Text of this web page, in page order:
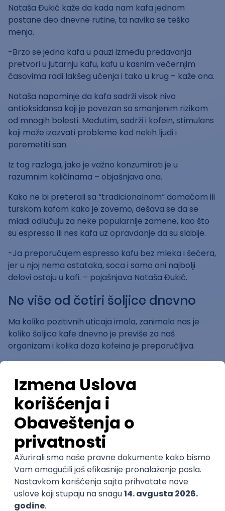
Nataša Đukić kaže da kada nam kafa jednom
postane deo dnevne rutine, ta navika se teško
menja.
-Brzo se jedna kafa u pauzi između predavanja
pretvori u jutarnju kafu, kafu u kasnim večernjim
časovima radi lakšeg učenja i tako u krug – kaže ona.
Nataša napominje da kafa sadrži visok nivo
antioksidansa koji je povezan sa smanjenim rizikom
od mnogih bolesti. Međutim, sadrži i kofein, stimulans
koji može izazvati probleme kod nekih ljudi i
poremetiti san.
Iz tog razloga, jako je važno konzumirati je u
razumnim količinama – objašnjava ona.
Kako ne bi preterali sa “tradicionalnom“ domaćom ili
turskom kafom kako je zovemo, dešava se da se
mladi odlučuju za neke popularnije zamene, kao što
su espresso ili nes kafa uz opravdanje da su slabije.
-Ja preporučujem espresso kafu bez mleka i šećera,
jer u njoj nema ostataka, soca i samo oni najbolji
delovi ostaju u kafi. – pojašnjava Nataša Đukić.
Ne više od četiri šoljice dnevno
Ma koliko pozitivnih uticaja imala, zanimalo nas je
koliko šoljica kafe dnevno je previše za naš
organizam i kolika doza kofeina je preporučljiva.
bezbedno za većinu zdravih odraslih osoba. To je
otprilike količina kofeina u četiri šoljice kafe –
objašnjava Nataša.
Takođe, studenti veruju da kofein koji se sadrži u kafi
poboljšava pamćenje i doprinosi lakšem učenju.
Komentarišući ove tvrdnje, Nataša nam je
napomenula da istraživanja pokazuju da kafa nije
pouzdan način za poboljšanje memorije kod starijih
ljudi. Oni imaju gore rezultate na testovima epizodne
memorije nakon konzumiranja kofeina.